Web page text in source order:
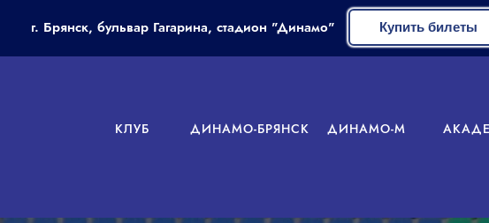
г. Брянск, бульвар Гагарина, стадион "Динамо" Купить билеты
КЛУБ ДИНАМО-БРЯНСК ДИНАМО-М